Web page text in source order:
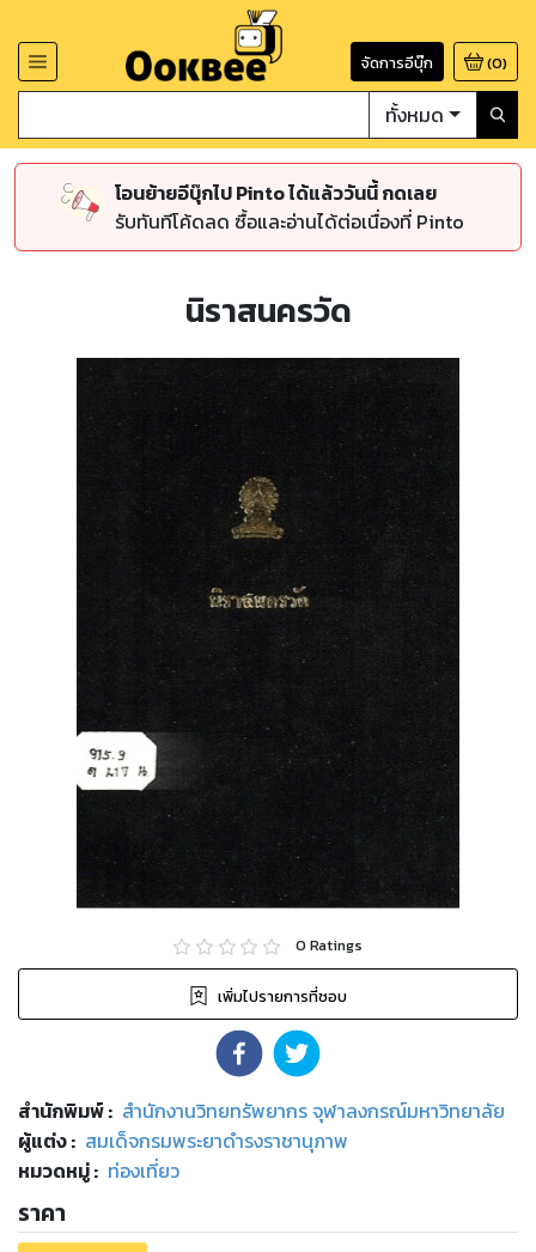
จัดการอีบุ๊ก (0)
ทั้งหมด
โอนย้ายอีบุ๊กไป Pinto ได้แล้ววันนี้ กดเลย
รับทันทีโค้ดลด ซื้อและอ่านได้ต่อเนื่องที่ Pinto
นิราสนครวัด
0 Ratings
เพิ่มไปรายการที่ชอบ
สำนักพิมพ์: สำนักงานวิทยทรัพยากร จุฬาลงกรณ์มหาวิทยาลัย
ผู้แต่ง : สมเด็จกรมพระยาดำรงราชานุภาพ
หมวดหมู่: ท่องเที่ยว
ราคา